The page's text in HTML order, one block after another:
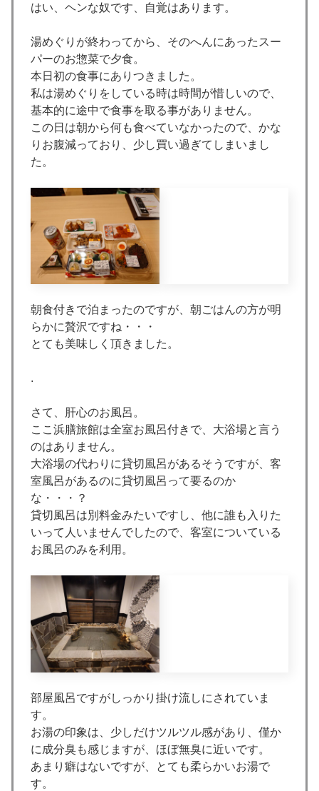
はい、ヘンな奴です、自覚はあります。
湯めぐりが終わってから、そのへんにあったスー
パーのお惣菜で夕食。
本日初の食事にありつきました。
私は湯めぐりをしている時は時間が惜しいので、
基本的に途中で食事を取る事がありません。
この日は朝から何も食べていなかったので、かな
りお腹減っており、少し買い過ぎてしまいまし
た。
朝食付きで泊まったのですが、朝ごはんの方が明
らかに贅沢ですね・・・
とても美味しく頂きました。
.
さて、肝心のお風呂。
ここ浜膳旅館は全室お風呂付きで、大浴場と言う
のはありません。
大浴場の代わりに貸切風呂があるそうですが、客
室風呂があるのに貸切風呂って要るのか
な・・・？
貸切風呂は別料金みたいですし、他に誰も入りた
いって人いませんでしたので、客室についている
お風呂のみを利用。
部屋風呂ですがしっかり掛け流しにされていま
す。
お湯の印象は、少しだけツルツル感があり、僅か
に成分臭も感じますが、ほぼ無臭に近いです。
あまり癖はないですが、とても柔らかいお湯で
す。